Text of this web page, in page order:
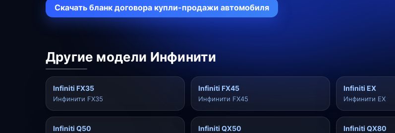
Скачать бланк договора купли-продажи автомобиля
Другие модели Инфинити
Infiniti FX35
Инфинити FX35
Infiniti FX45
Инфинити FX45
Infiniti EX
Инфинити EX
Infiniti Q50 Infiniti QX50 Infiniti QX80